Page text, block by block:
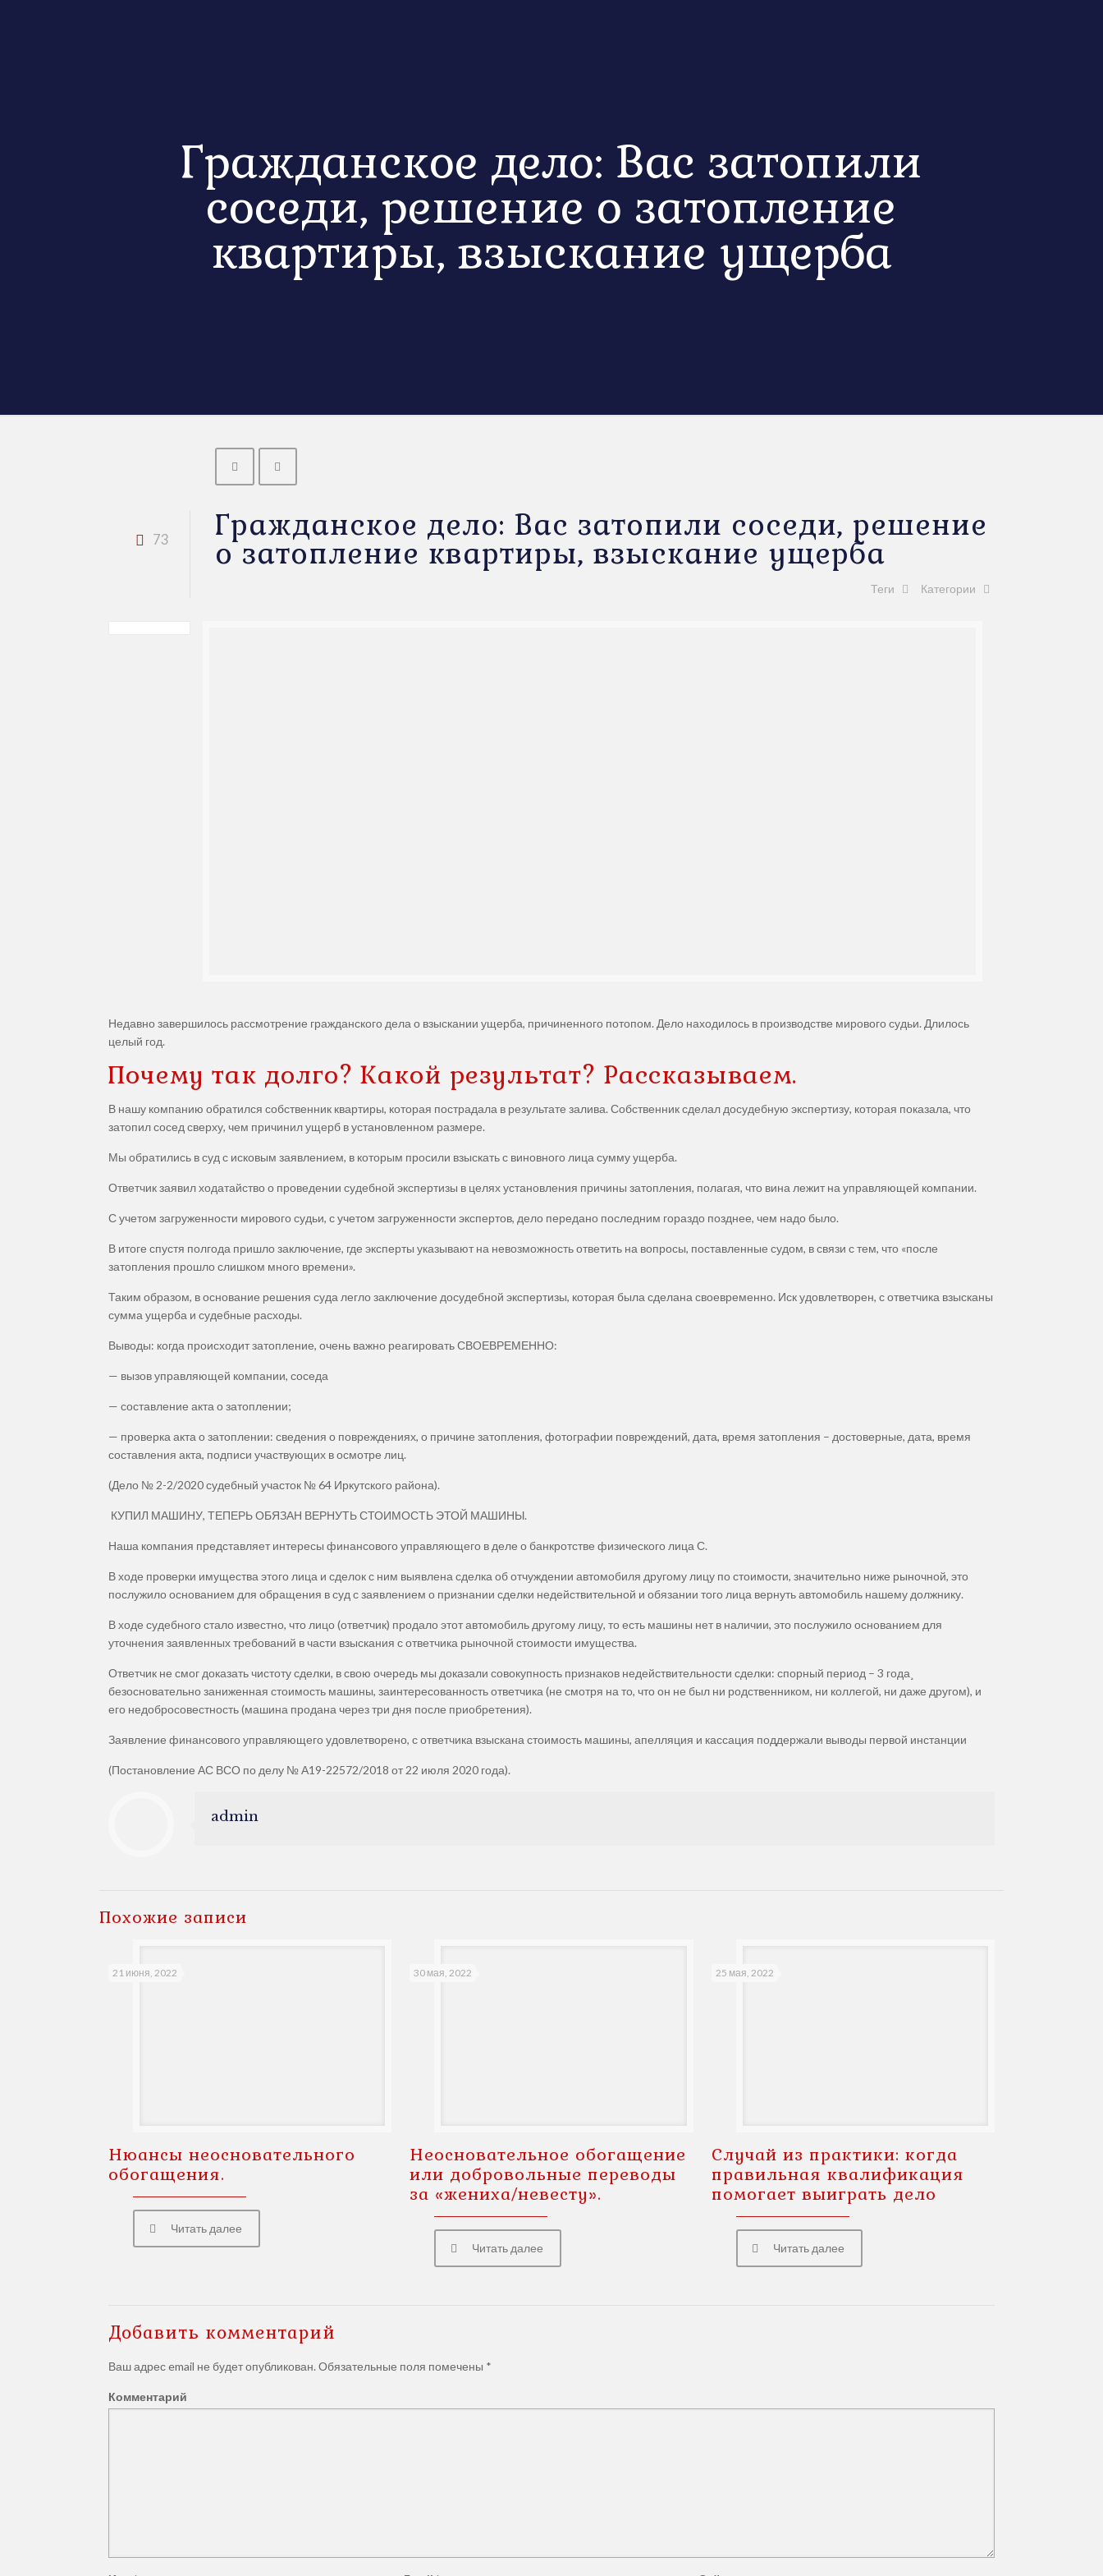
Гражданское дело: Вас затопили
соседи, решение о затопление
квартиры, взыскание ущерба
73 Гражданское дело: Вас затопили соседи, решение
о затопление квартиры, взыскание ущерба
Категории
Теги
Недавно завершилось рассмотрение гражданского дела о взыскании ущерба, причиненного потопом. Дело находилось в производстве мирового судьи. Длилось
целый год.
Почему так долго? Какой результат? Рассказываем.
В нашу компанию обратился собственник квартиры, которая пострадала в результате залива. Собственник сделал досудебную экспертизу, которая показала, что
затопил сосед сверху, чем причинил ущерб в установленном размере.
Мы обратились в суд с исковым заявлением, в которым просили взыскать с виновного лица сумму ущерба.
Ответчик заявил ходатайство о проведении судебной экспертизы в целях установления причины затопления, полагая, что вина лежит на управляющей компании.
С учетом загруженности мирового судьи, с учетом загруженности экспертов, дело передано последним гораздо позднее, чем надо было.
В итоге спустя полгода пришло заключение, где эксперты указывают на невозможность ответить на вопросы, поставленные судом, в связи с тем, что «после
затопления прошло слишком много времени».
Таким образом, в основание решения суда легло заключение досудебной экспертизы, которая была сделана своевременно. Иск удовлетворен, с ответчика взысканы
сумма ущерба и судебные расходы.
Выводы: когда происходит затопление, очень важно реагировать СВОЕВРЕМЕННО:
— вызов управляющей компании, соседа
— составление акта о затоплении;
— проверка акта о затоплении: сведения о повреждениях, о причине затопления, фотографии повреждений, дата, время затопления – достоверные, дата, время
составления акта, подписи участвующих в осмотре лиц.
(Дело № 2-2/2020 судебный участок № 64 Иркутского района).
КУПИЛ МАШИНУ, ТЕПЕРЬ ОБЯЗАН ВЕРНУТЬ СТОИМОСТЬ ЭТОЙ МАШИНЫ.
Наша компания представляет интересы финансового управляющего в деле о банкротстве физического лица С.
В ходе проверки имущества этого лица и сделок с ним выявлена сделка об отчуждении автомобиля другому лицу по стоимости, значительно ниже рыночной, это
послужило основанием для обращения в суд с заявлением о признании сделки недействительной и обязании того лица вернуть автомобиль нашему должнику.
В ходе судебного стало известно, что лицо (ответчик) продало этот автомобиль другому лицу, то есть машины нет в наличии, это послужило основанием для
уточнения заявленных требований в части взыскания с ответчика рыночной стоимости имущества.
Ответчик не смог доказать чистоту сделки, в свою очередь мы доказали совокупность признаков недействительности сделки: спорный период – 3 года¸
безосновательно заниженная стоимость машины, заинтересованность ответчика (не смотря на то, что он не был ни родственником, ни коллегой, ни даже другом), и
его недобросовестность (машина продана через три дня после приобретения).
Заявление финансового управляющего удовлетворено, с ответчика взыскана стоимость машины, апелляция и кассация поддержали выводы первой инстанции
(Постановление АС ВСО по делу № А19-22572/2018 от 22 июля 2020 года).
admin
Похожие записи
21 июня, 2022
Нюансы неосновательного
обогащения.
Читать далее
30 мая, 2022
Неосновательное обогащение
или добровольные переводы
за «жениха/невесту».
Читать далее
25 мая, 2022
Случай из практики: когда
правильная квалификация
помогает выиграть дело
Читать далее
Добавить комментарий
Ваш адрес email не будет опубликован. Обязательные поля помечены *
Комментарий